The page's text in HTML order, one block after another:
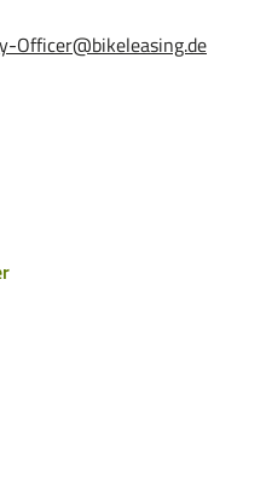
Officer@bikeleasing.de